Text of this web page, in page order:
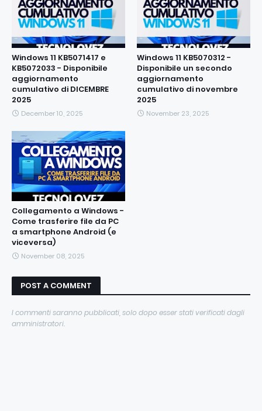
Windows 11 KB5071417 e
KB5072033 - Disponibile
aggiornamento
cumulativo di DICEMBRE
2025
December 10, 2025
Windows 11 KB5070312 -
Disponibile un secondo
aggiornamento
cumulativo di novembre
2025
November 23, 2025
Collegamento a Windows -
Come trasferire file da PC
a smartphone Android (e
viceversa)
November 08, 2025
POST A COMMENT
I commenti saranno pubblicati, solo dopo esser stati verificati dagli
amministratori.